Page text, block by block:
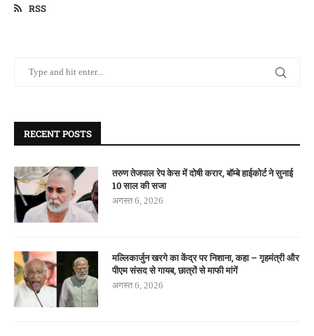
RSS
RECENT POSTS
तरुण तेजपाल रेप केस में दोषी करार, बॉम्बे हाईकोर्ट ने सुनाई
10 साल की सजा
अगस्त 6, 2026
मल्लिकार्जुन खरगे का केंद्र पर निशाना, कहा – गृहमंत्री और
पीएम संसद से गायब, छात्रों से माफी मांगें
अगस्त 6, 2026